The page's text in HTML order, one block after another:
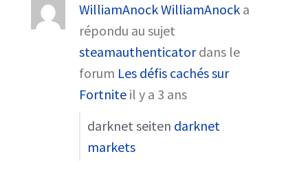
WilliamAnock WilliamAnock a
répondu au sujet
steamauthenticatordans le
forum Les défis cachés sur
Fortnite il y a 3 ans
darknet seiten darknet
markets